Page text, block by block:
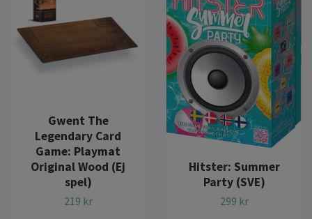
Gwent The
Legendary Card
Game: Playmat
Original Wood (Ej
spel)
219 kr
Hitster: Summer
Party (SVE)
299 kr